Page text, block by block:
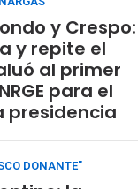
y Crespo:
y repite el
al primer
para el
presidencia
DONANTE"